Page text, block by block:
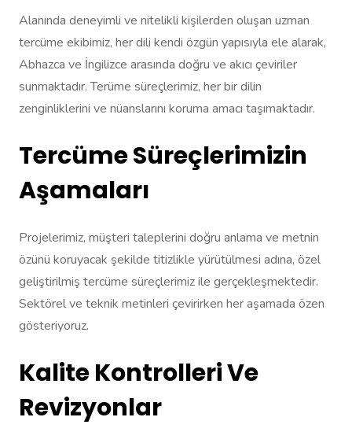
Alanında deneyimli ve nitelikli kişilerden oluşan uzman
tercüme ekibimiz, her dili kendi özgün yapısıyla ele alarak,
Abhazca ve İngilizce arasında doğru ve akıcı çeviriler
sunmaktadır. Terüme süreçlerimiz, her bir dilin
zenginliklerini ve nüanslarını koruma amacı taşımaktadır.
Tercüme Süreçlerimizin
Aşamaları
Projelerimiz, müşteri taleplerini doğru anlama ve metnin
özünü koruyacak şekilde titizlikle yürütülmesi adına, özel
geliştirilmiş tercüme süreçlerimiz ile gerçekleşmektedir.
Sektörel ve teknik metinleri çevirirken her aşamada özen
gösteriyoruz.
Kalite Kontrolleri Ve
Revizyonlar